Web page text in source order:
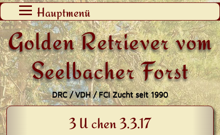
Golden Retriever vom
Seelbacher Forst
DRC / VDH / FCI Zucht seit 1990
Hauptmenü
Zum
Inhalt
springen
3 U chen 3.3.17